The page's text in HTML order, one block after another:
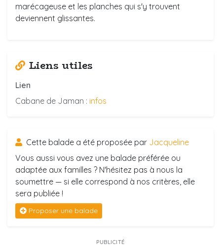
marécageuse et les planches qui s'y trouvent
deviennent glissantes.
Liens utiles
Lien
Cabane de Jaman : infos
Cette balade a été proposée par Jacqueline
Vous aussi vous avez une balade préférée ou
adaptée aux familles ? N'hésitez pas à nous la
soumettre — si elle correspond à nos critères, elle
sera publiée !
Proposer une balade
PUBLICITÉ